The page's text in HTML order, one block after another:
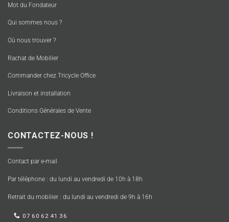
Mot du Fondateur
Qui sommes nous ?
Où nous trouver ?
Rachat de Mobilier
Commander chez Tricycle Office
Livraison et installation
Conditions Générales de Vente
CONTACTEZ-NOUS !
Contact par e-mail
Par téléphone : du lundi au vendredi de 10h à 18h
Retrait du mobilier : du lundi au vendredi de 9h à 16h
07 60 62 41 36